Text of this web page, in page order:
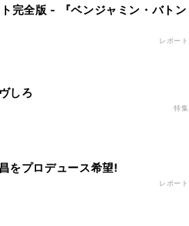
完全版 - 『ベンジャミン・バトン
レポート
しろ
特集
をプロデュース希望!
レポート